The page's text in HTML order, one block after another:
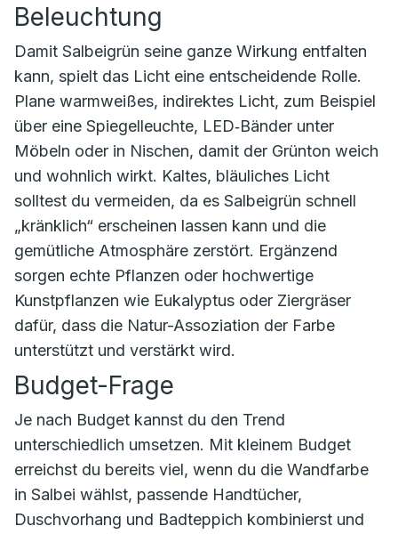
Beleuchtung
Damit Salbeigrün seine ganze Wirkung entfalten
kann, spielt das Licht eine entscheidende Rolle.
Plane warmweißes, indirektes Licht, zum Beispiel
über eine Spiegelleuchte, LED‑Bänder unter
Möbeln oder in Nischen, damit der Grünton weich
und wohnlich wirkt. Kaltes, bläuliches Licht
solltest du vermeiden, da es Salbeigrün schnell
„kränklich“ erscheinen lassen kann und die
gemütliche Atmosphäre zerstört. Ergänzend
sorgen echte Pflanzen oder hochwertige
Kunstpflanzen wie Eukalyptus oder Ziergräser
dafür, dass die Natur-Assoziation der Farbe
unterstützt und verstärkt wird.
Budget-Frage
Je nach Budget kannst du den Trend
unterschiedlich umsetzen. Mit kleinem Budget
erreichst du bereits viel, wenn du die Wandfarbe
in Salbei wählst, passende Handtücher,
Duschvorhang und Badteppich kombinierst und